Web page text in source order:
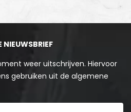
NIEUWSBRIEF
weer uitschrijven. Hiervoor
gebruiken uit de algemene